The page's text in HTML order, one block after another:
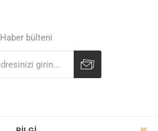
Haber bülteni